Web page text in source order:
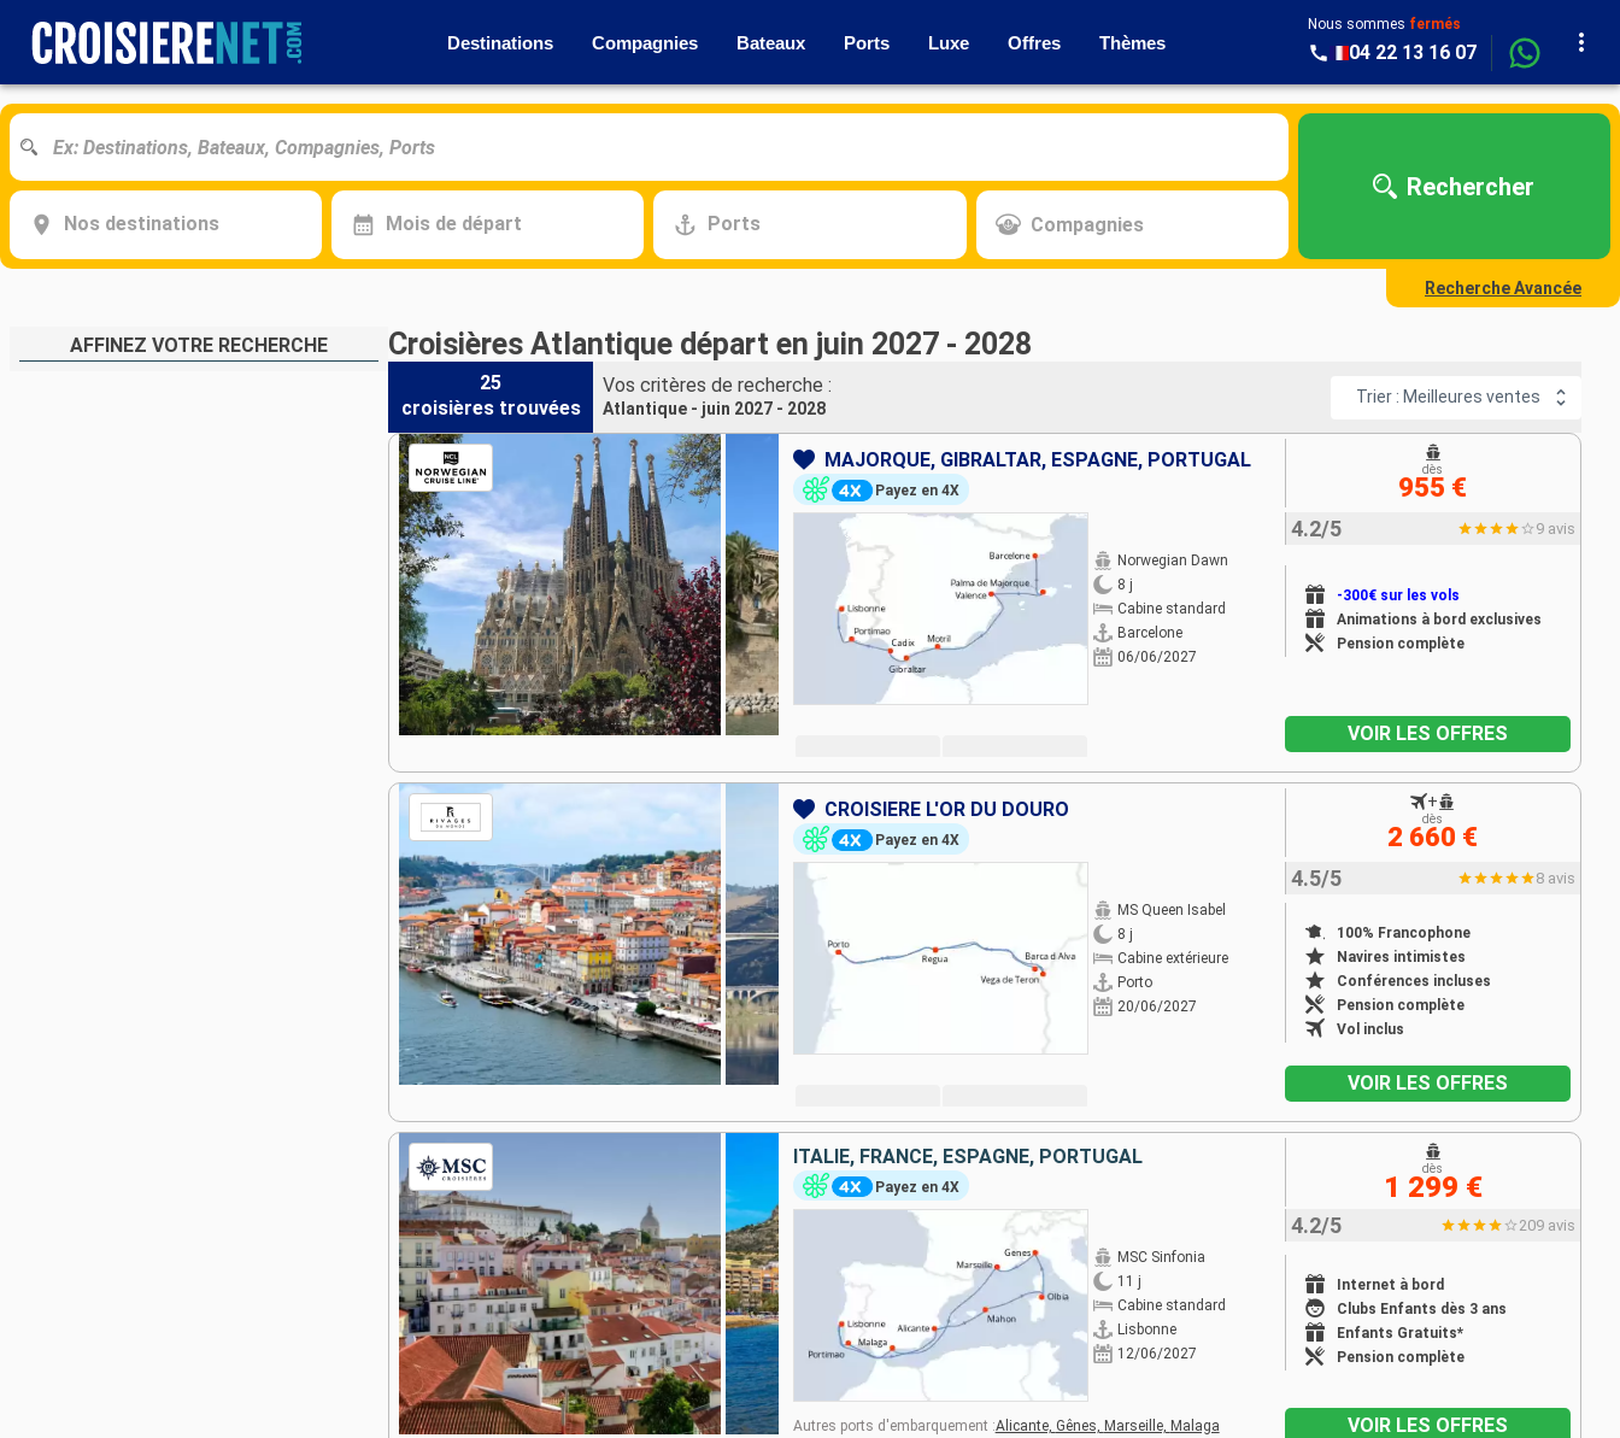
Destinations Compagnies Bateaux Ports Luxe Offres Thèmes
Nous sommes fermés
04 22 13 16 07
Nos destinations Mois de départ Ports Compagnies
Rechercher
Recherche Avancée
AFFINEZ VOTRE RECHERCHE Croisières Atlantique départ en juin 2027 - 2028
25
croisières trouvées
Vos critères de recherche :
Atlantique - juin 2027 - 2028
Trier : Meilleures ventes
MAJORQUE, GIBRALTAR, ESPAGNE, PORTUGAL
Payez en 4X
Norwegian Dawn
8 j
Cabine standard
Barcelone
06/06/2027
4.2/5 9 avis
-300€ sur les vols
Animations à bord exclusives
Pension complète
dès
955 €
VOIR LES OFFRES
CROISIÈRE L'OR DU DOURO
Payez en 4X
MS Queen Isabel
8 j
Cabine extérieure
Porto
20/06/2027
4.5/5 8 avis
100% Francophone
Navires intimistes
Conférences incluses
Pension complète
Vol inclus
+
dès
2 660 €
VOIR LES OFFRES
ITALIE, FRANCE, ESPAGNE, PORTUGAL
Payez en 4X
MSC Sinfonia
11 j
Cabine standard
Lisbonne
12/06/2027
4.2/5 209 avis
Internet à bord
Clubs Enfants dès 3 ans
Enfants Gratuits*
Pension complète
dès
1 299 €
Autres ports d'embarquement :Alicante, Gênes, Marseille, Malaga VOIR LES OFFRES